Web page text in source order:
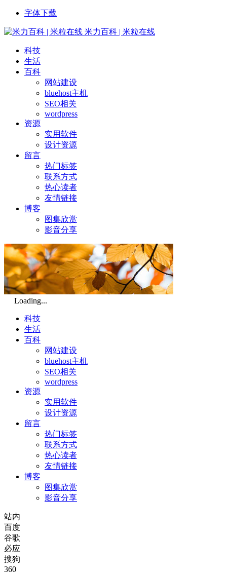
字体下载
米力百科 | 米粒在线
科技
生活
百科
网站建设
bluehost主机
SEO相关
wordpress
资源
实用软件
设计资源
留言
热门标签
联系方式
热心读者
友情链接
博客
图集欣赏
影音分享
Loading...
科技
生活
百科
网站建设
bluehost主机
SEO相关
wordpress
资源
实用软件
设计资源
留言
热门标签
联系方式
热心读者
友情链接
博客
图集欣赏
影音分享
站内
百度
谷歌
必应
搜狗
360